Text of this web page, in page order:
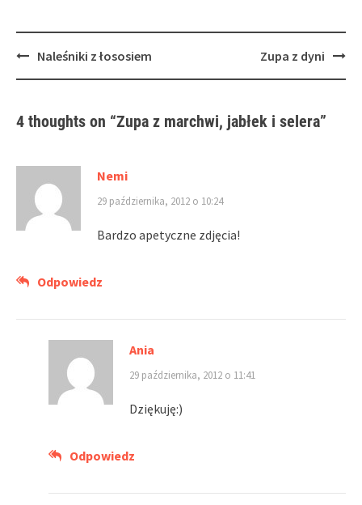
PostNaleśniki z łososiem Zupa z dyni
4 thoughts on “Zupa z marchwi, jabłek i selera”
Nemi
29 października, 2012 o 10:24
Bardzo apetyczne zdjęcia!
Odpowiedz
Ania
29 października, 2012 o 11:41
Dziękuję:)
Odpowiedz